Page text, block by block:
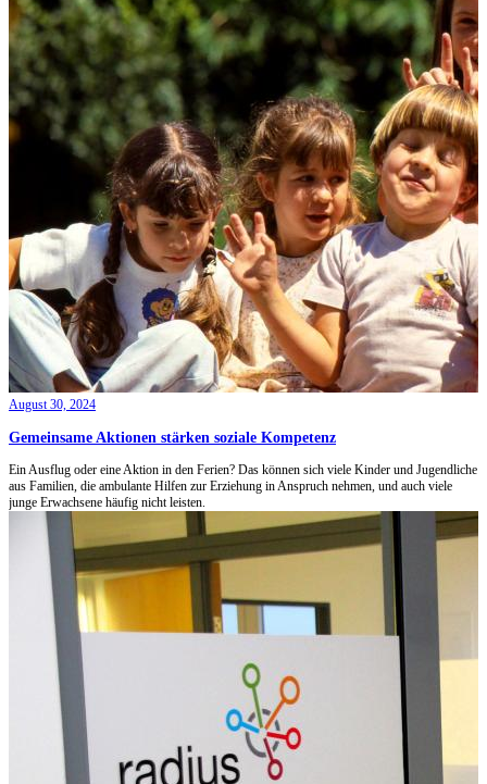
August 30, 2024
Gemeinsame Aktionen stärken soziale Kompetenz
Ein Ausflug oder eine Aktion in den Ferien? Das können sich viele Kinder und Jugendliche
aus Familien, die ambulante Hilfen zur Erziehung in Anspruch nehmen, und auch viele
junge Erwachsene häufig nicht leisten.